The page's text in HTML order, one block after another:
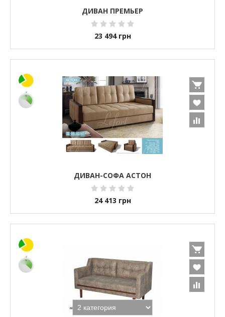
ДИВАН ПРЕМЬЕР
23 494 грн
ДИВАН-СОФА АСТОН
24 413 грн